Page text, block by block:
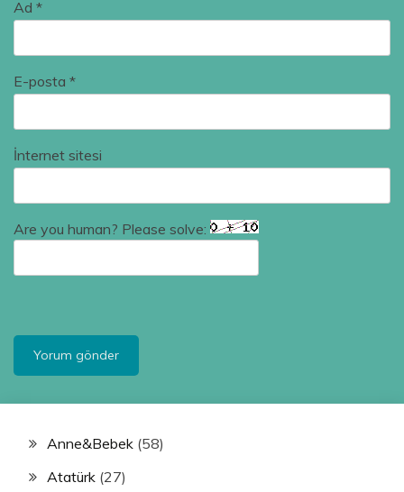
Ad *
E-posta *
İnternet sitesi
Are you human? Please solve:
Anne&Bebek (58)
Atatürk (27)